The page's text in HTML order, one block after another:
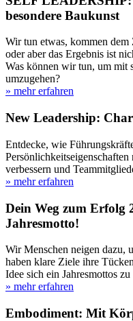
besondere Baukunst
Wir tun etwas, kommen
oder aber das Ergebnis ist
Was können wir tun, um mit
umzugehen?
» mehr erfahren
New Leadership:
Entdecke, wie
verbessern und
» mehr erfahren
Dein Weg zum Erfolg
Jahresmotto!
Wir Menschen neigen dazu,
haben klare Ziele ihre
Idee sich ein Jahresmottos zu
» mehr erfahren
Embodiment: Mit